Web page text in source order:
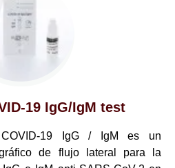
19 IgG/IgM test
19 IgG / IgM es un
de flujo lateral para la